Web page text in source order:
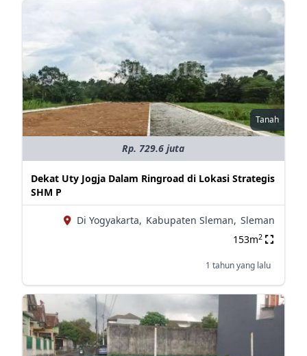
Tanah
Rp. 729.6 juta
Dekat Uty Jogja Dalam Ringroad di Lokasi Strategis
SHM P
Di Yogyakarta, Kabupaten Sleman, Sleman
153m2
1 tahun yang lalu